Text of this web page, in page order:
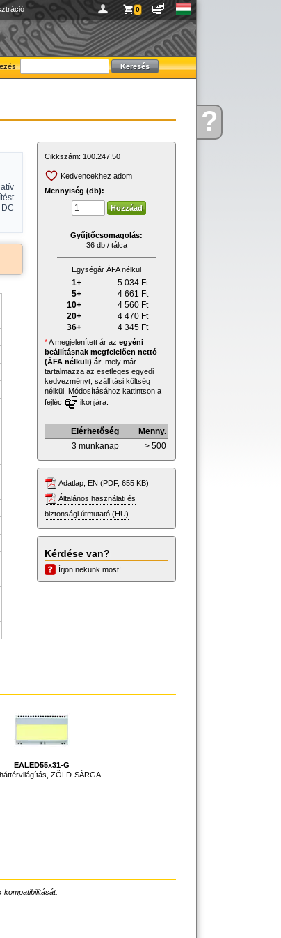
Kérdése?
0
Cikkszám: 100.247.50
Kedvencekhez adom
Mennyiség (db):
Gyűjtőcsomagolás:
36 db / tálca
Egységár ÁFA nélkül
1+ 5 034 Ft
5+
4 661 Ft
10+
4 560 Ft
20+
4 470 Ft
36+
4 345 Ft
*A megjelenített ár az egyéni
beállításnak megfelelően nettó
(ÁFA nélküli) ár, mely már
tartalmazza az esetleges egyedi
kedvezményt, szállítási költség
nélkül. Módosításához kattintson a
fejléc
ikonjára.
Elérhetőség
Menny.
3 munkanap
> 500
Adatlap, EN (PDF, 655 KB)
Általános használati és
biztonsági útmutató (HU)
Kérdése van?
Írjon nekünk most!
EALED55x31-G
ZÖLD-SÁRGA